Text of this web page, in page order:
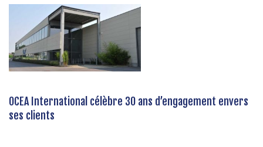
OCEA International célèbre 30 ans d’engagement envers
ses clients